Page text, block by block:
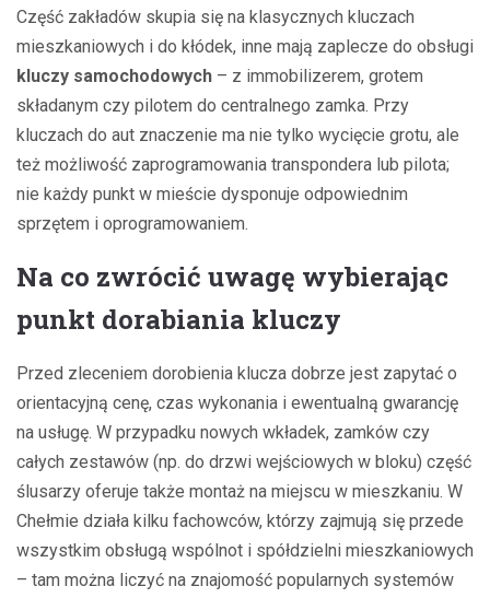
Część zakładów skupia się na klasycznych kluczach
mieszkaniowych i do kłódek, inne mają zaplecze do obsługi
kluczy samochodowych – z immobilizerem, grotem
składanym czy pilotem do centralnego zamka. Przy
kluczach do aut znaczenie ma nie tylko wycięcie grotu, ale
też możliwość zaprogramowania transpondera lub pilota;
nie każdy punkt w mieście dysponuje odpowiednim
sprzętem i oprogramowaniem.
Na co zwrócić uwagę wybierając
punkt dorabiania kluczy
Przed zleceniem dorobienia klucza dobrze jest zapytać o
orientacyjną cenę, czas wykonania i ewentualną gwarancję
na usługę. W przypadku nowych wkładek, zamków czy
całych zestawów (np. do drzwi wejściowych w bloku) część
ślusarzy oferuje także montaż na miejscu w mieszkaniu. W
Chełmie działa kilku fachowców, którzy zajmują się przede
wszystkim obsługą wspólnot i spółdzielni mieszkaniowych
– tam można liczyć na znajomość popularnych systemów